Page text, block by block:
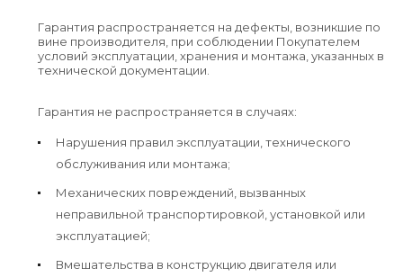
Гарантия распространяется на дефекты, возникшие по
вине производителя, при соблюдении Покупателем
условий эксплуатации, хранения и монтажа, указанных в
технической документации.
Гарантия не распространяется в случаях:
Нарушения правил эксплуатации, технического
обслуживания или монтажа;
Механических повреждений, вызванных
неправильной транспортировкой, установкой или
эксплуатацией;
Вмешательства в конструкцию двигателя или